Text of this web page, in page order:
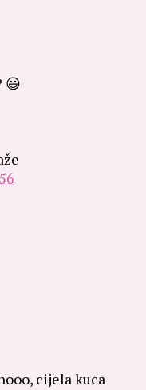
😃
cijela kuca